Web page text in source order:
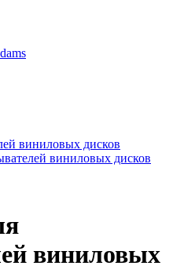
виниловых дисков
виниловых дисков
виниловых